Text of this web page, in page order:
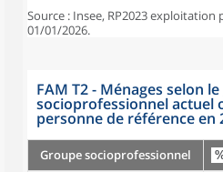
Source : Insee, RP2023 exploitation
01/01/2026.
FAM T2 - Ménages selon
socioprofessionnel actuel
personne de référence en
Groupe socioprofessionnel